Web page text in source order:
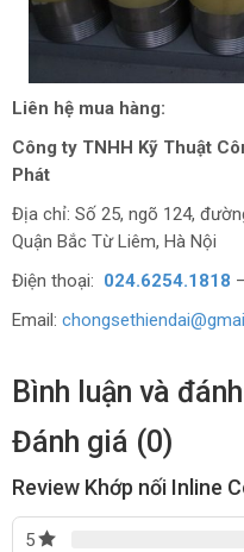
Liên hệ mua hàng:
Công ty TNHH Kỹ Thuật
Phát
Địa chỉ: Số 25, ngõ 124,
Quận Bắc Từ Liêm, Hà Nội
Điện thoại: 024.6254.1818 –
Email:
Bình luận và
Đánh giá (0)
Review Khớp nối Inline
5